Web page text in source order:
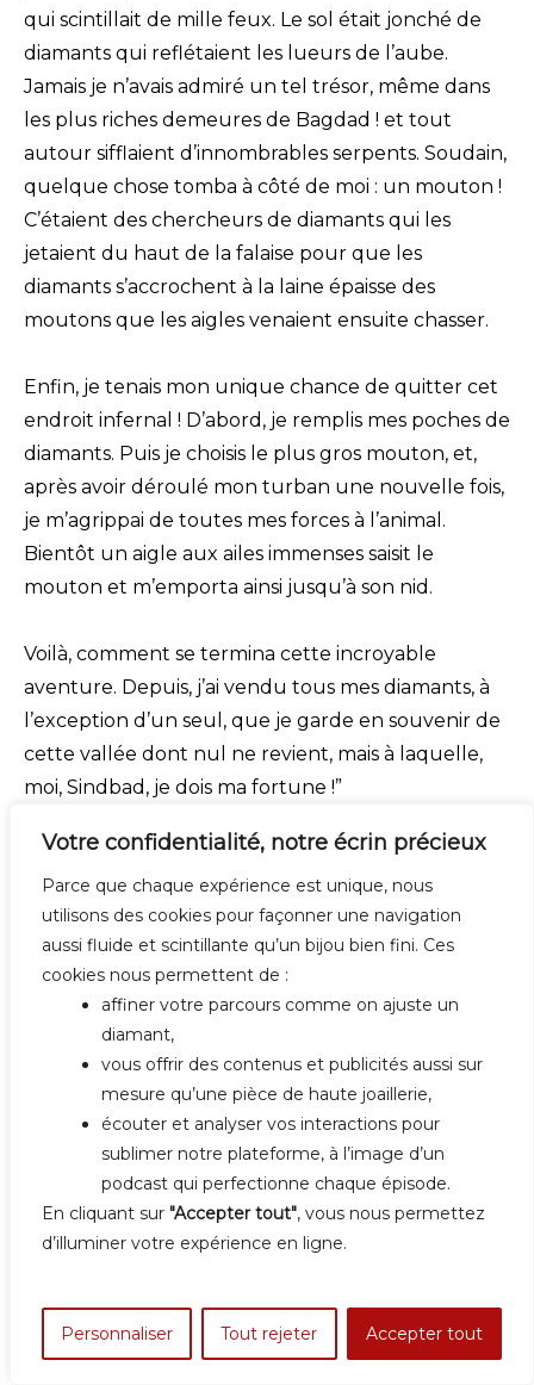
Votre confidentialité, notre écrin précieux
Parce que chaque expérience est unique, nous
utilisons des cookies pour façonner une navigation
aussi fluide et scintillante qu’un bijou bien fini. Ces
cookies nous permettent de :
affiner votre parcours comme on ajuste un
diamant,
vous offrir des contenus et publicités aussi sur
mesure qu’une pièce de haute joaillerie,
écouter et analyser vos interactions pour
sublimer notre plateforme, à l’image d’un
podcast qui perfectionne chaque épisode.
En cliquant sur "Accepter tout", vous nous permettez
d’illuminer votre expérience en ligne.
Personnaliser Tout rejeter Accepter tout
qui scintillait de mille feux. Le sol était jonché de
diamants qui reflétaient les lueurs de l’aube.
Jamais je n’avais admiré un tel trésor, même dans
les plus riches demeures de Bagdad ! et tout
autour sifflaient d’innombrables serpents. Soudain,
quelque chose tomba à côté de moi : un mouton !
C’étaient des chercheurs de diamants qui les
jetaient du haut de la falaise pour que les
diamants s’accrochent à la laine épaisse des
moutons que les aigles venaient ensuite chasser.
Enfin, je tenais mon unique chance de quitter cet
endroit infernal ! D’abord, je remplis mes poches de
diamants. Puis je choisis le plus gros mouton, et,
après avoir déroulé mon turban une nouvelle fois,
je m’agrippai de toutes mes forces à l’animal.
Bientôt un aigle aux ailes immenses saisit le
mouton et m’emporta ainsi jusqu’à son nid.
Voilà, comment se termina cette incroyable
aventure. Depuis, j’ai vendu tous mes diamants, à
l’exception d’un seul, que je garde en souvenir de
cette vallée dont nul ne revient, mais à laquelle,
moi, Sindbad, je dois ma fortune !”
adamas diamant
diamant naturel
jewelry podcast
le bijou comme un bisou
le régent
podcast joaillerie
NAVIGATION
L’ARTICLE
PREVIOUS ARTICLE
Musée des Arts Décoratifs à Paris